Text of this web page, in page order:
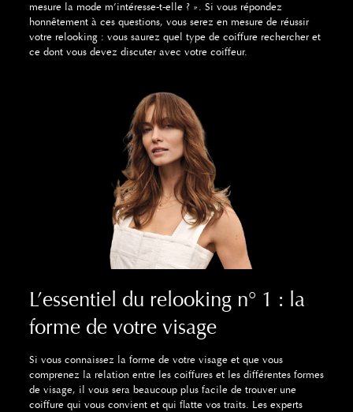
mesure la mode m’intéresse-t-elle ? ». Si vous répondez
honnêtement à ces questions, vous serez en mesure de réussir
votre relooking : vous saurez quel type de coiffure rechercher et
ce dont vous devez discuter avec votre coiffeur.
L’essentiel du relooking n° 1 : la
forme de votre visage
Si vous connaissez la forme de votre visage et que vous
comprenez la relation entre les coiffures et les différentes formes
de visage, il vous sera beaucoup plus facile de trouver une
coiffure qui vous convient et qui flatte vos traits. Les experts